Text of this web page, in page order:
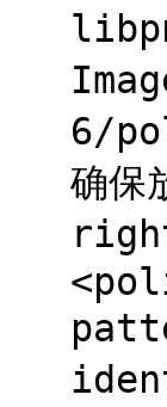
6/
确